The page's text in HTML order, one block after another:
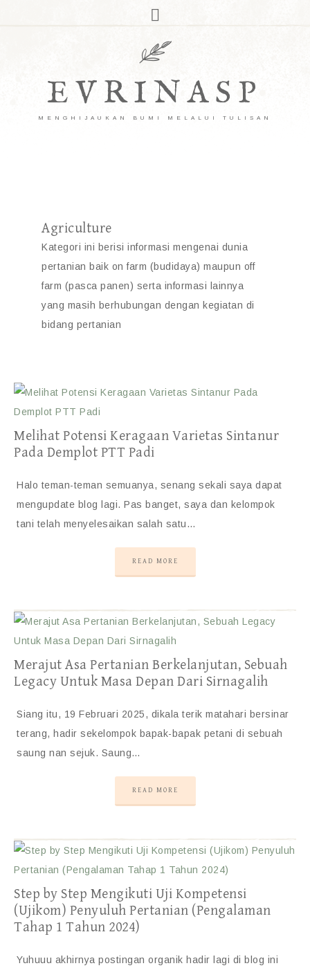
EVRINASP
MENGHIJAUKAN BUMI MELALUI TULISAN
Agriculture
Kategori ini berisi informasi mengenai dunia
pertanian baik on farm (budidaya) maupun off
farm (pasca panen) serta informasi lainnya
yang masih berhubungan dengan kegiatan di
bidang pertanian
Melihat Potensi Keragaan Varietas Sintanur
Pada Demplot PTT Padi
Halo teman-teman semuanya, senang sekali saya dapat
mengupdate blog lagi. Pas banget, saya dan kelompok
tani telah menyelesaikan salah satu…
READ MORE
Merajut Asa Pertanian Berkelanjutan, Sebuah
Legacy Untuk Masa Depan Dari Sirnagalih
Siang itu, 19 Februari 2025, dikala terik matahari bersinar
terang, hadir sekelompok bapak-bapak petani di sebuah
saung nan sejuk. Saung…
READ MORE
Step by Step Mengikuti Uji Kompetensi
(Ujikom) Penyuluh Pertanian (Pengalaman
Tahap 1 Tahun 2024)
Yuhuuu akhirnya postingan organik hadir lagi di blog ini